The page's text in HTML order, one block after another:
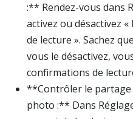
:** Rendez-vous dans
activez ou désactivez
de lecture ». Sachez
vous le désactivez,
confirmations de
**Contrôler le partage
photo :** Dans